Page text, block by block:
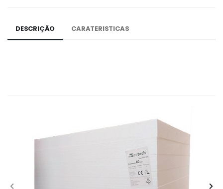
DESCRIÇÃO CARATERISTICAS